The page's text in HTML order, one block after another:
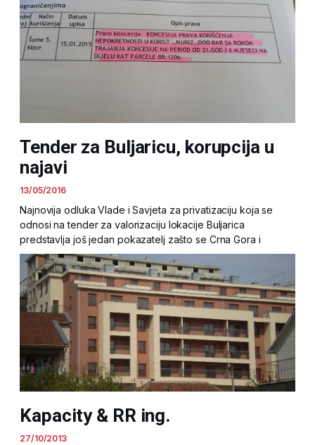
Tender za Buljaricu, korupcija u
najavi
13/05/2016
Najnovija odluka Vlade i Savjeta za privatizaciju koja se
odnosi na tender za valorizaciju lokacije Buljarica
predstavlja još jedan pokazatelj zašto se Crna Gora i
Kapacity & RR ing.
27/10/2013